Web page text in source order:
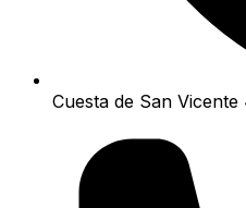
Cuesta de San